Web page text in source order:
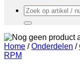
Zoeken
naar:
Home / Onderdelen /
RPM